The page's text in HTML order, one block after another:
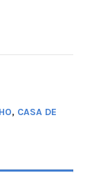
, CASA DE